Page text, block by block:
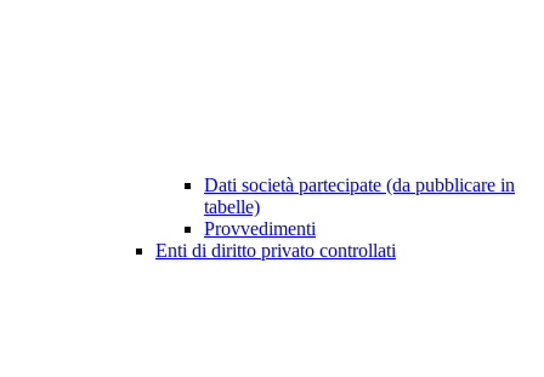
Dati società partecipate (da pubblicare in
tabelle)
Provvedimenti
Enti di diritto privato controllati